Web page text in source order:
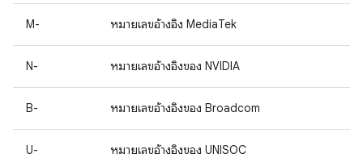
M- หมายเลขอ้างอิง MediaTek
N- หมายเลขอ้างอิงของ NVIDIA
B- หมายเลขอ้างอิงของ Broadcom
U- หมายเลขอ้างอิงของ UNISOC